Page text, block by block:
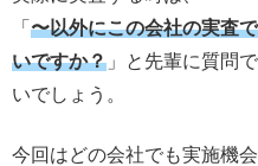
「 〜以外にこの会社の実査
いですか？ 」と先輩に質問
いでしょう。
今回はどの会社でも実施機